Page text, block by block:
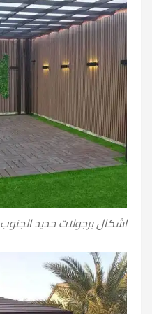
اشكال برجولات حديد الجنوب